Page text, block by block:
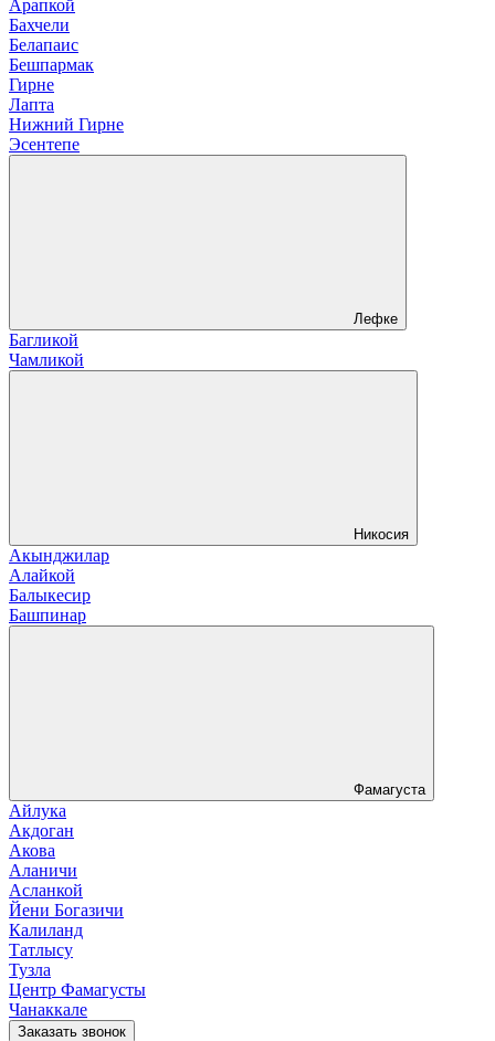
Арапкой
Бахчели
Белапаис
Бешпармак
Гирне
Лапта
Нижний Гирне
Эсентепе
Лефке
Багликой
Чамликой
Никосия
Акынджилар
Алайкой
Балыкесир
Башпинар
Фамагуста
Айлука
Акдоган
Акова
Аланичи
Асланкой
Йени Богазичи
Калиланд
Татлысу
Тузла
Центр Фамагусты
Чанаккале
Заказать звонок